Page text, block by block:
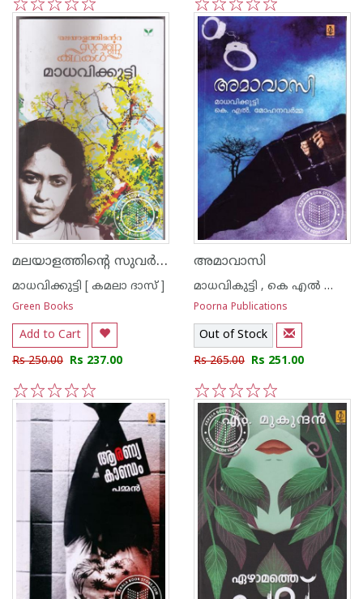
5
4
3
2
1 5
4
3
2
1
മലയാളത്തിന്റെ സുവര്‍ണ്ണ കഥകള്‍ - മാധവിക്കുട്ടി
മാധവിക്കുട്ടി [ കമലാ ദാസ് ]
Green Books
Add to Cart
Rs 250.00 Rs 237.00
5
3
2
1
അമാവാസി
മാധവികുട്ടി , കെ എല്‍ മോഹനവര്‍മ്മ
Poorna Publications
Out of Stock
Rs 265.00 Rs 251.00
5
4
3
2
1